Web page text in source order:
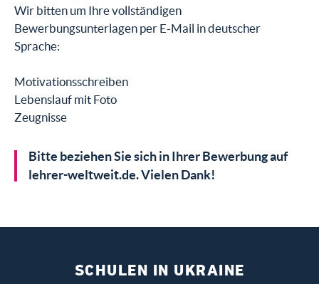
Wir bitten um Ihre vollständigen
Bewerbungsunterlagen per E-Mail in deutscher
Sprache:
Motivationsschreiben
Lebenslauf mit Foto
Zeugnisse
Bitte beziehen Sie sich in Ihrer Bewerbung auf
lehrer-weltweit.de. Vielen Dank!
SCHULEN IN UKRAINE